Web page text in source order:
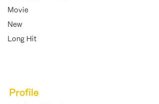
Movie
New
Long Hit
Profile